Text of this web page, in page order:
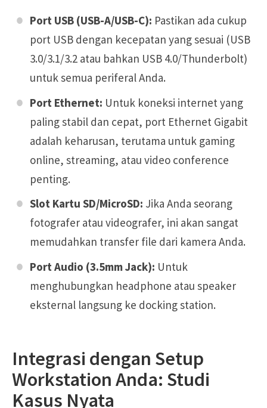
Port USB (USB-A/USB-C): Pastikan ada cukup
port USB dengan kecepatan yang sesuai (USB
3.0/3.1/3.2 atau bahkan USB 4.0/Thunderbolt)
untuk semua periferal Anda.
Port Ethernet: Untuk koneksi internet yang
paling stabil dan cepat, port Ethernet Gigabit
adalah keharusan, terutama untuk gaming
online, streaming, atau video conference
penting.
Slot Kartu SD/MicroSD: Jika Anda seorang
fotografer atau videografer, ini akan sangat
memudahkan transfer file dari kamera Anda.
Port Audio (3.5mm Jack): Untuk
menghubungkan headphone atau speaker
eksternal langsung ke docking station.
Integrasi dengan Setup
Workstation Anda: Studi
Kasus Nyata